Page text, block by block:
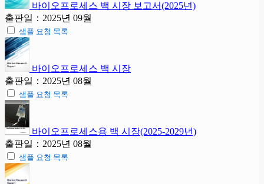
바이오프로세스 백 시장 보고서(2025년)
출판일：2025년 09월
샘플 요청 목록
바이오프로세스 백 시장
출판일：2025년 08월
샘플 요청 목록
바이오프로세스용 백 시장(2025-2029년)
출판일：2025년 08월
샘플 요청 목록